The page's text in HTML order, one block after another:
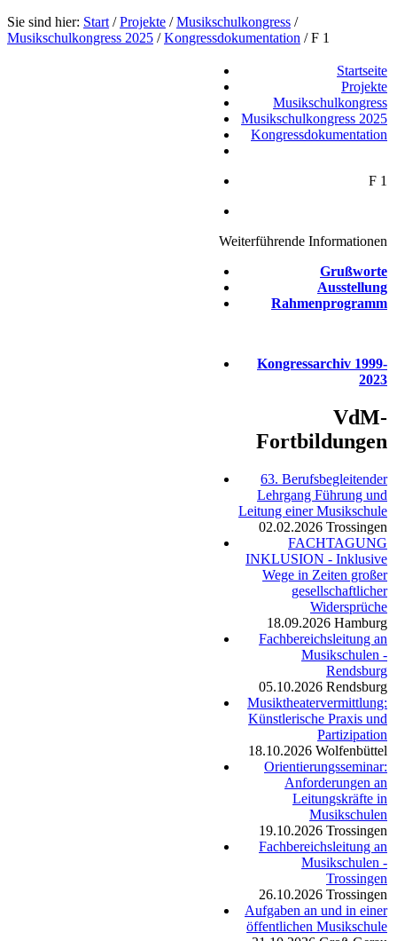
Sie sind hier: Start /Projekte /Musikschulkongress /
Musikschulkongress 2025 /Kongressdokumentation /F 1
Startseite
Projekte
Musikschulkongress
Musikschulkongress 2025
Kongressdokumentation
F 1
Weiterführende Informationen
Grußworte
Ausstellung
Rahmenprogramm
Kongressarchiv 1999-
2023
VdM-
Fortbildungen
63. Berufsbegleitender
Lehrgang Führung und
Leitung einer Musikschule
02.02.2026 Trossingen
FACHTAGUNG
INKLUSION - Inklusive
Wege in Zeiten großer
gesellschaftlicher
Widersprüche
18.09.2026 Hamburg
Fachbereichsleitung an
Musikschulen -
Rendsburg
05.10.2026 Rendsburg
Musiktheatervermittlung:
Künstlerische Praxis und
Partizipation
18.10.2026 Wolfenbüttel
Orientierungsseminar:
Anforderungen an
Leitungskräfte in
Musikschulen
19.10.2026 Trossingen
Fachbereichsleitung an
Musikschulen -
Trossingen
26.10.2026 Trossingen
Aufgaben an und in einer
öffentlichen Musikschule